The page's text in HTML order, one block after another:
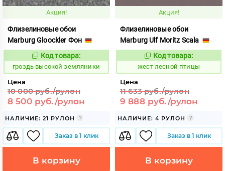
Акция!
Флизелиновые обои
Marburg Gloockler Фон
Код:
330156
Код товара:
гроздь высокой земляники
Цена
10 000 руб./рулон
8 500 руб./рулон
НАЛИЧИЕ: 21 РУЛОН
Заказ в 1 клик
В корзину
Акция!
Флизелиновые обои
Marburg Ulf Moritz Scala
Код:
380823
Код товара:
жест лесной птицы
Цена
11 633 руб./рулон
9 888 руб./рулон
НАЛИЧИЕ: 4 РУЛОН
Заказ в 1 клик
В корзину